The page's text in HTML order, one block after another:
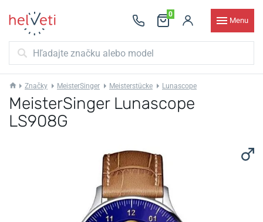
0
Menu
Značky MeisterSinger Meisterstücke Lunascope
MeisterSinger Lunascope
LS908G